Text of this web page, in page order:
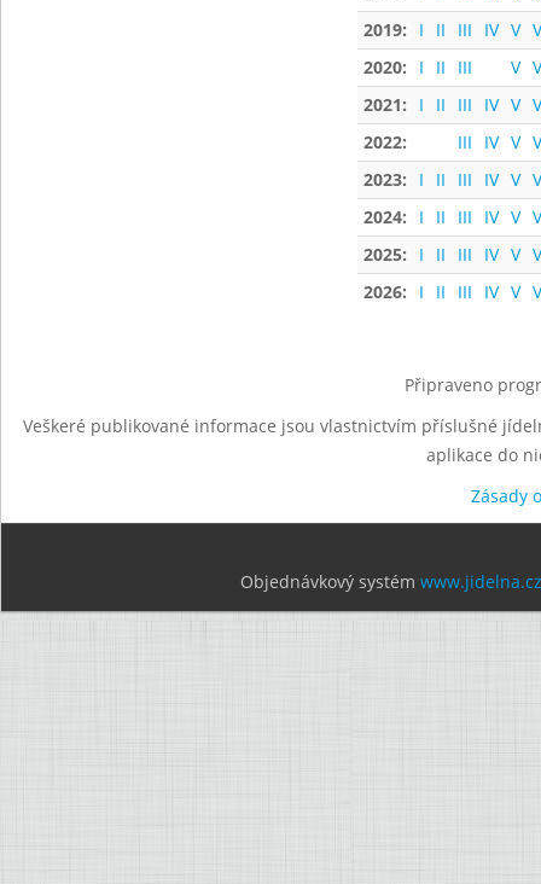
2019:
I II III IV V
2020:
I II III V
2021:
I II III IV V
2022:
III IV V
2023:
I II III IV V
2024:
I II III IV V
2025:
I II III IV V
2026:
I II III IV V
Připraveno
Veškeré publikované informace jsou vlastnictvím příslušné
aplikace do
Zásady
Objednávkový systém www.jidelna.cz